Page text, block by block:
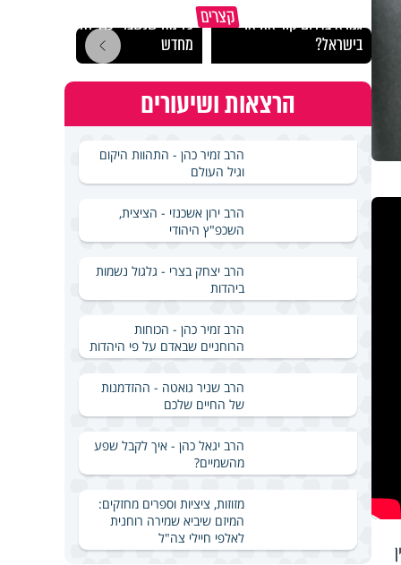
קצרים גמרא בדרום קוריאה או
בישראל?
כל מה שנשבר יכול להיבנות
מחדש
הרצאות ושיעורים
הרב זמיר כהן - התהוות היקום
וגיל העולם
הרב ירון אשכנזי - הציצית,
השכפ"ץ היהודי
הרב יצחק בצרי - גלגול נשמות
ביהדות
הרב זמיר כהן - הכוחות
הרוחניים שבאדם על פי היהדות
הרב שניר גואטה - ההזדמנות
של החיים שלכם
הרב יגאל כהן - איך לקבל שפע
מהשמיים?
מזוזות, ציציות וספרים מחזקים:
המיזם שיביא שמירה רוחנית
לאלפי חיילי צה"ל